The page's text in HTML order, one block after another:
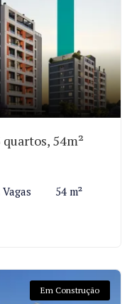
54m²
Vagas 54 m²
Em Construção